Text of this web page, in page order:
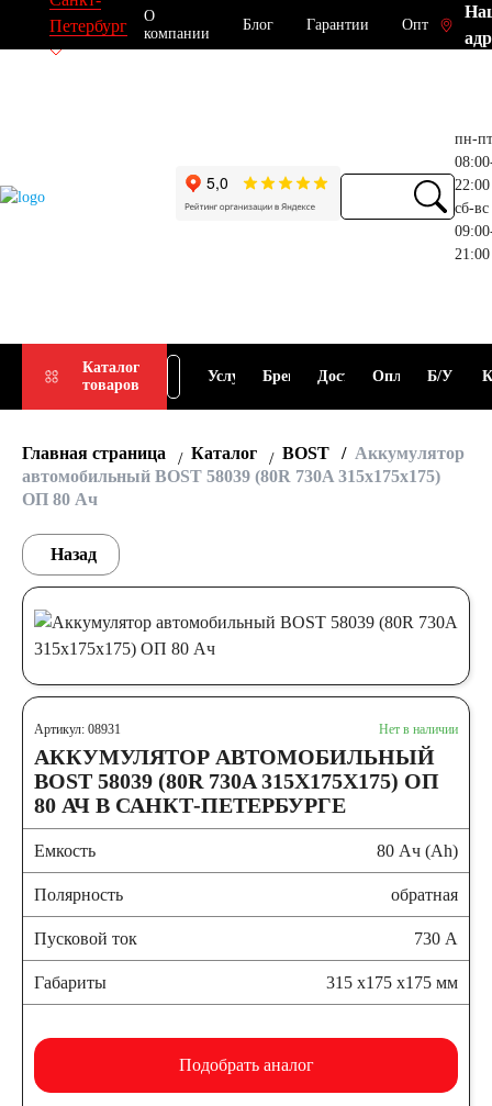
Петербург
О
компании
Блог Гарантии Опт
пн-пт
22:00
сб-вс
21:00
Каталог
товаров
Подбор
АКБ
Услуги Бренды ДоставкаОплата Б/У
Главная страница Каталог BOST
Аккумулятор
автомобильный BOST 58039 (80R 730A 315x175x175)
ОП 80 Ач
Назад
Артикул: 08931 Нет в наличии
АККУМУЛЯТОР АВТОМОБИЛЬНЫЙ
BOST 58039 (80R 730A 315X175X175) ОП
80 АЧ В САНКТ-ПЕТЕРБУРГЕ
Емкость 80 Ач (Ah)
Полярность обратная
Пусковой ток 730 А
Габариты 315 x175 x175 мм
Подобрать аналог